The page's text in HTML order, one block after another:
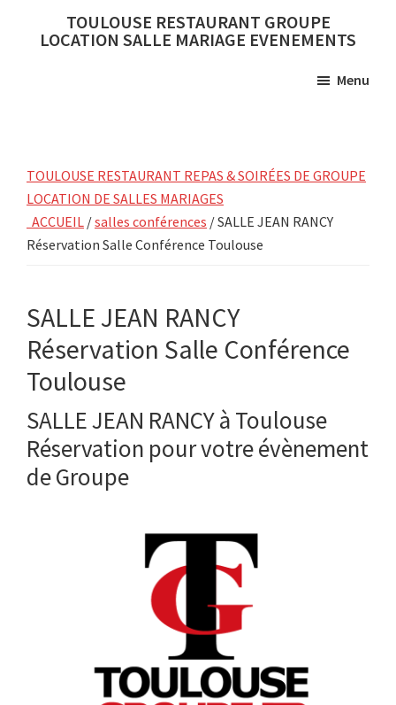
TOULOUSE RESTAURANT GROUPE
LOCATION SALLE MARIAGE EVENEMENTS
Menu
TOULOUSE RESTAURANT REPAS & SOIRÉES DE GROUPE
LOCATION DE SALLES MARIAGES
ACCUEIL /salles conférences / SALLE JEAN RANCY
Réservation Salle Conférence Toulouse
SALLE JEAN RANCY
Réservation Salle Conférence
Toulouse
SALLE JEAN RANCY à Toulouse
Réservation pour votre évènement
de Groupe